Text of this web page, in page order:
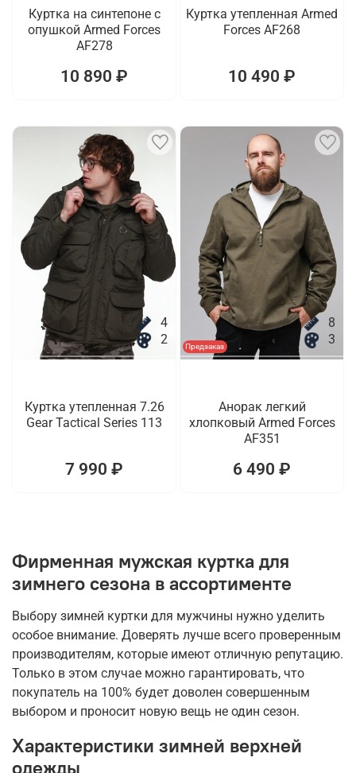
Куртка на синтепоне с
опушкой Armed Forces
AF278
10 890 ₽
Куртка утепленная Armed
Forces AF268
10 490 ₽
4
2
Куртка утепленная 7.26
Gear Tactical Series 113
7 990 ₽
Предзаказ
8
3
Анорак легкий
хлопковый Armed Forces
AF351
6 490 ₽
Фирменная мужская куртка для
зимнего сезона в ассортименте
Выбору зимней куртки для мужчины нужно уделить
особое внимание. Доверять лучше всего проверенным
производителям, которые имеют отличную репутацию.
Только в этом случае можно гарантировать, что
покупатель на 100% будет доволен совершенным
выбором и проносит новую вещь не один сезон.
Характеристики зимней верхней
одежды